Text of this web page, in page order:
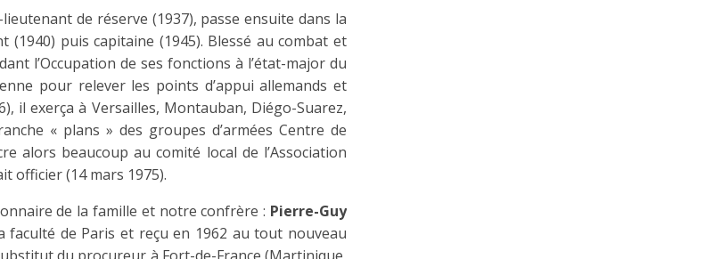
de réserve (1937), passe ensuite dans la
puis capitaine (1945). Blessé au combat et
l’Occupation de ses fonctions à l’état-major du
pour relever les points d’appui allemands et
il exerça à Versailles, Montauban, Diégo-Suarez,
« plans » des groupes d’armées Centre de
alors beaucoup au comité local de l’Association
officier (14 mars 1975).
de la famille et notre confrère : Pierre-Guy
faculté de Paris et reçu en 1962 au tout nouveau